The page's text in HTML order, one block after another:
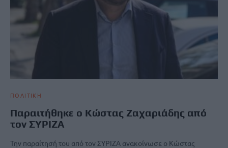
ΠΟΛΙΤΙΚΗ
Παραιτήθηκε ο Κώστας Ζαχαριάδης από
τον ΣΥΡΙΖΑ
Την παραίτησή του από τον ΣΥΡΙΖΑ ανακοίνωσε ο Κώστας